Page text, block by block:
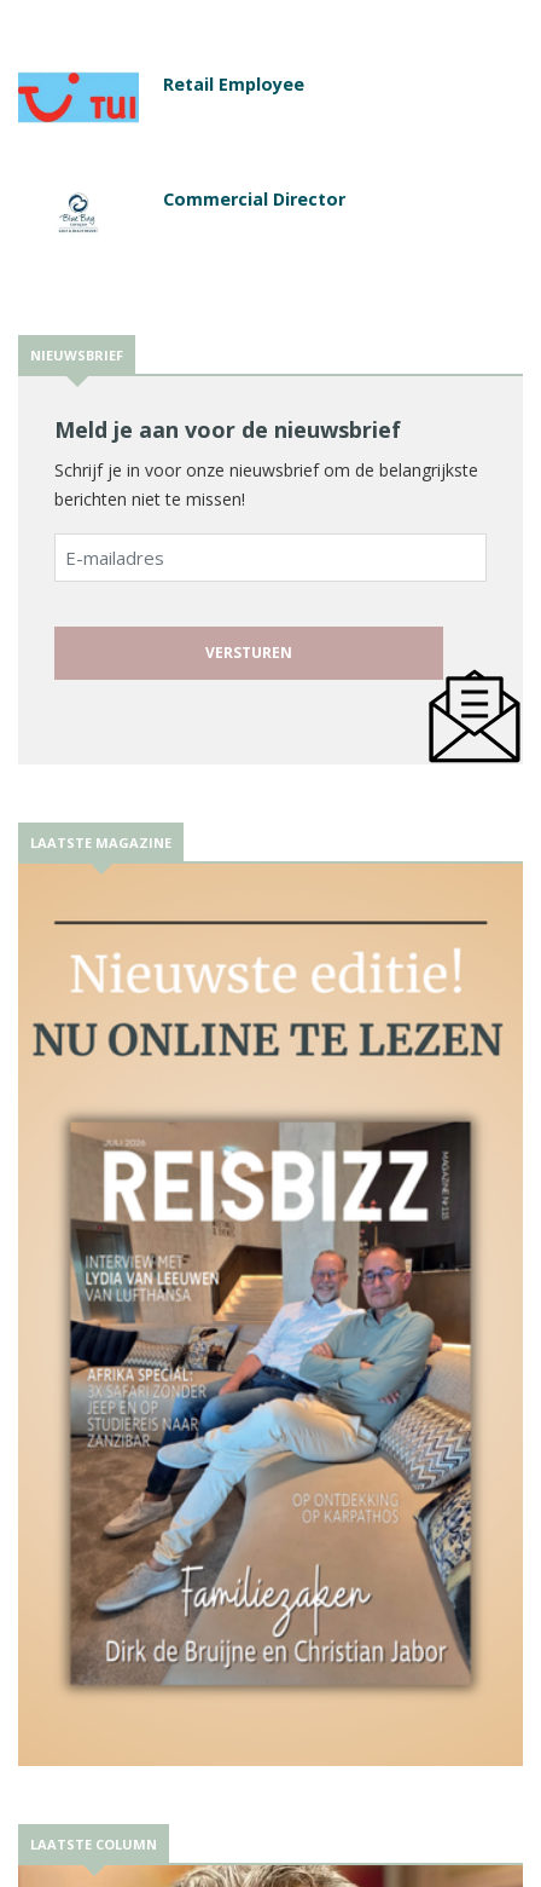
Retail Employee
Commercial Director
NIEUWSBRIEF
Meld je aan voor de nieuwsbrief
Schrijf je in voor onze nieuwsbrief om de belangrijkste
berichten niet te missen!
E-
mailadres
LAATSTE MAGAZINE
LAATSTE COLUMN